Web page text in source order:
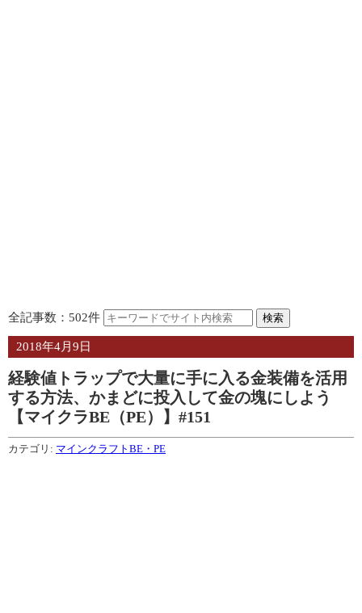
全記事数：502件
2018年4月9日
経験値トラップで大量に手に入る金装備を活用
する方法、かまどに投入して金の塊にしよう
【マイクラBE（PE）】#151
カテゴリ: マインクラフトBE・PE